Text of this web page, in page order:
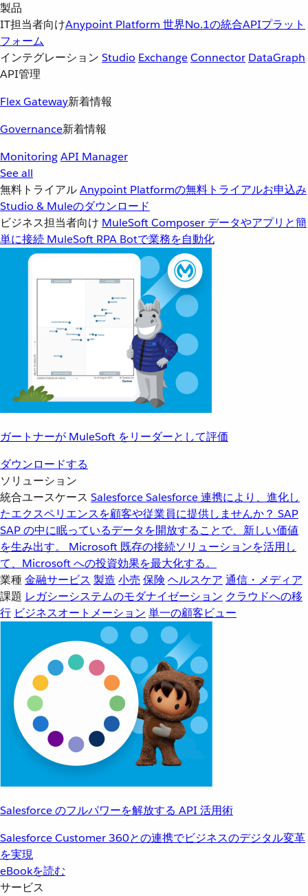
製品
IT担当者向けAnypoint Platform 世界No.1の統合APIプラット
フォーム
インテグレーション Studio ExchangeConnector DataGraph
API管理
Flex Gateway新着情報
Governance新着情報
MonitoringAPI Manager
See all
無料トライアルAnypoint Platformの無料トライアルお申込み
Studio & Muleのダウンロード
ビジネス担当者向け MuleSoft Composer データやアプリと簡
単に接続 MuleSoft RPA Botで業務を自動化
ガートナーが MuleSoft をリーダーとして評価
ダウンロードする
ソリューション
統合ユースケース SalesforceSalesforce 連携により、進化し
たエクスペリエンスを顧客や従業員に提供しませんか？ SAP
SAP の中に眠っているデータを開放することで、新しい価値
を生み出す。
Microsoft 既存の接続ソリューションを活用し
て、Microsoft への投資効果を最大化する。
業種金融サービス 製造 小売 保険 ヘルスケア 通信・メディア
課題 レガシーシステムのモダナイゼーション クラウドへの移
行 ビジネスオートメーション 単一の顧客ビュー
Salesforce のフルパワーを解放する API 活用術
Salesforce Customer 360との連携でビジネスのデジタル変革
を実現
eBookを読む
サービス